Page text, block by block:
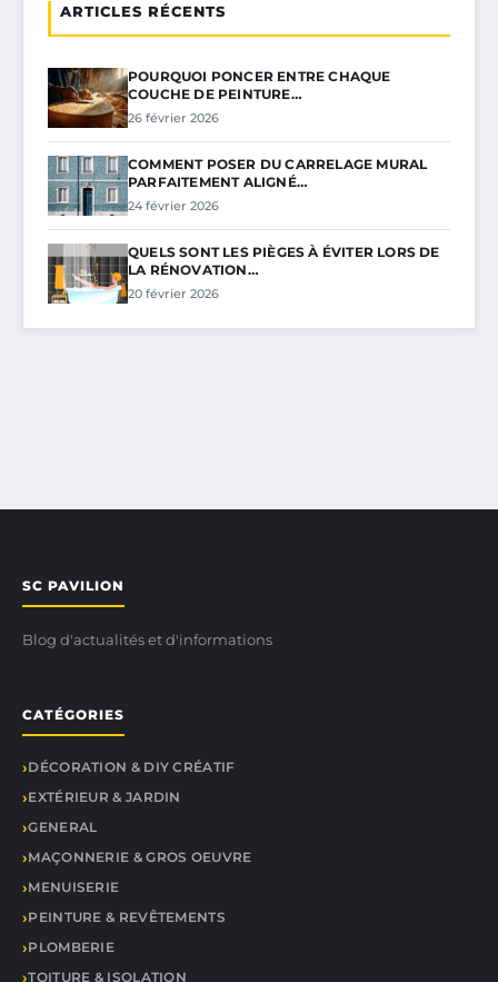
ARTICLES RÉCENTS
POURQUOI PONCER ENTRE CHAQUE
COUCHE DE PEINTURE…
26 février 2026
COMMENT POSER DU CARRELAGE MURAL
PARFAITEMENT ALIGNÉ…
24 février 2026
QUELS SONT LES PIÈGES À ÉVITER LORS DE
LA RÉNOVATION…
20 février 2026
SC PAVILION
Blog d'actualités et d'informations
CATÉGORIES
DÉCORATION & DIY CRÉATIF
EXTÉRIEUR & JARDIN
GENERAL
MAÇONNERIE & GROS OEUVRE
MENUISERIE
PEINTURE & REVÊTEMENTS
PLOMBERIE
TOITURE & ISOLATION